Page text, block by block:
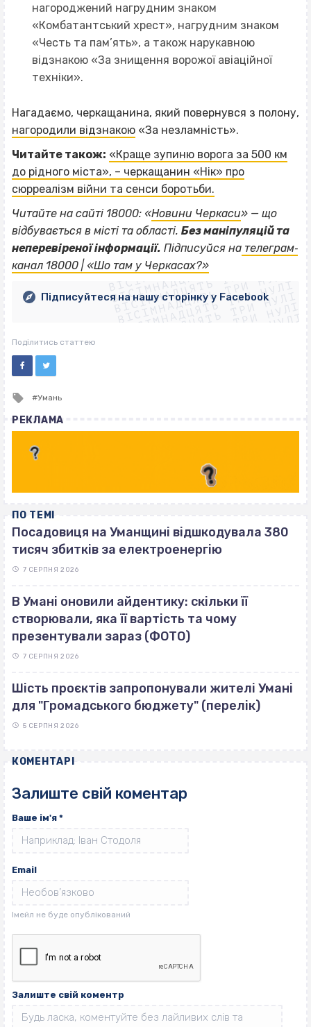
нагороджений нагрудним знаком
«Комбатантський хрест», нагрудним знаком
«Честь та пам’ять», а також нарукавною
відзнакою «За знищення ворожої авіаційної
техніки».
Нагадаємо, черкащанина, який повернувся з полону,
нагородили відзнакою «За незламність».
Читайте також: «Краще зупиню ворога за 500 км
до рідного міста», – черкащанин «Нік» про
сюрреалізм війни та сенси боротьби.
Читайте на сайті 18000: «Новини Черкаси» — що
відбувається в місті та області. Без маніпуляцій та
неперевіреної інформації. Підписуйся на телеграм‐
канал 18000 | «Шо там у Черкасах?»
ВІСІМНАДЦЯТЬ ТРИ НУЛІ
ВІСІМНАДЦЯТЬ ТРИ НУЛІ
ВІСІМНАДЦЯТЬ ТРИ НУЛІ
ВІСІМНАДЦЯТЬ ТРИ НУЛІ
ВІСІМНАДЦЯТЬ ТРИ НУЛІ
ВІСІМНАДЦЯТЬ ТРИ НУЛІ
ВІСІМНАДЦЯТЬ ТРИ НУЛІ
ВІСІМНАДЦЯТЬ ТРИ НУЛІ
Підписуйтеся на нашу сторінку у Facebook
Поділитись статтею
Tagged
Умань
РЕКЛАМА
ПО ТЕМІ
Посадовиця на Уманщині відшкодувала 380
тисяч збитків за електроенергію
7 СЕРПНЯ 2026
В Умані оновили айдентику: скільки її
створювали, яка її вартість та чому
презентували зараз (ФОТО)
7 СЕРПНЯ 2026
Шість проєктів запропонували жителі Умані
для "Громадського бюджету" (перелік)
5 СЕРПНЯ 2026
КОМЕНТАРІ
Залиште свій коментар
Ваше ім'я *
Email
Залиште свій коментр